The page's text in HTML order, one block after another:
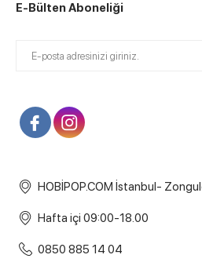
E-Bülten Aboneliği
HOBİPOP.COM İstanbul-
Hafta içi 09:00-18.00
0850 885 14 04